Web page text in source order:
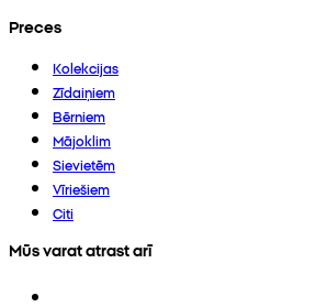
Preces
Kolekcijas
Zīdaiņiem
Bērniem
Mājoklim
Sievietēm
Vīriešiem
Citi
Mūs varat atrast arī